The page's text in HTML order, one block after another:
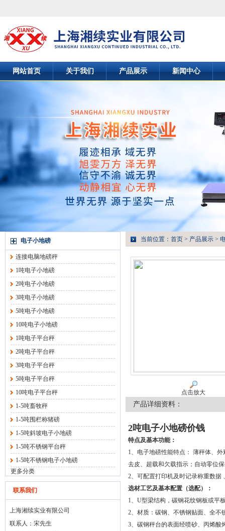
网站首页 关于我们 产品展示 新闻中心
电子小地磅
连接电脑地磅秤
1吨电子小地磅
2吨电子小地磅
3吨电子小地磅
5吨电子小地磅
10吨电子小地磅
1吨电子平台秤
2吨电子平台秤
3吨电子平台秤
5吨电子平台秤
10吨电子平台秤
1-5吨畜牧秤
1-5吨围栏称猪磅
1-5吨斜坡电子小地磅
1-5吨不锈钢平台秤
1-5吨不锈钢电子小地磅
更多分类
联系我们
上海湘续实业有限公司
联系人：宋先生
当前位置： 首页 > 产品展示 >
点击放大
产品详细资料：
2吨电子小地磅价钱
特点及基本功能：
1、电子地磅性能特点： 薄秤体、
去皮、超载和欠载指示；自动零位
2、可配置打印机及时记录称重数据
选材工艺及基本配置（选配）：
1、U型梁结构，碳钢花纹钢板或平
2、材质：碳钢、不锈钢贴面、全不
3、碳钢秤台的表面经喷砂、丙烯酸